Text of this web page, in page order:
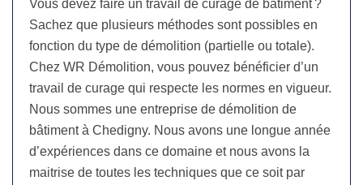
Vous devez faire un travail de curage de bâtiment ?
Sachez que plusieurs méthodes sont possibles en
fonction du type de démolition (partielle ou totale).
Chez WR Démolition, vous pouvez bénéficier d’un
travail de curage qui respecte les normes en vigueur.
Nous sommes une entreprise de démolition de
bâtiment à Chedigny. Nous avons une longue année
d’expériences dans ce domaine et nous avons la
maitrise de toutes les techniques que ce soit par